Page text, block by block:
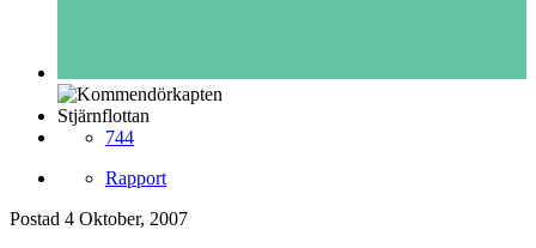
Stjärnflottan
744
Rapport
Postad 4 Oktober, 2007